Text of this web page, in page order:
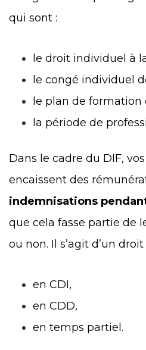
qui sont :
le droit individuel à
le congé individuel
le plan de formation
la période de
Dans le cadre du DIF,
encaissent des
indemnisations
que cela fasse partie de
ou non. Il s’agit d’un
en CDI,
en CDD,
en temps partiel.